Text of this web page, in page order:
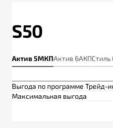
S50
Актив 5МКПАктив 6АКП
Выгода по программе Трейд-
Максимальная выгода